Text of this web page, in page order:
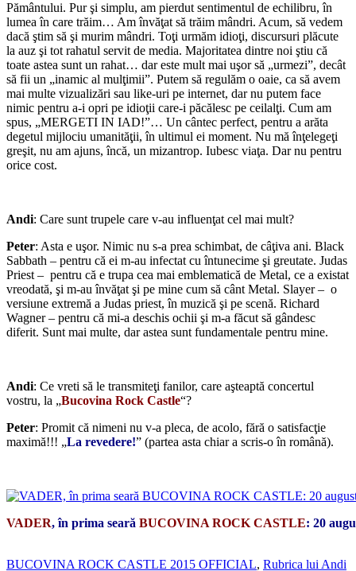
Pământului. Pur şi simplu, am pierdut sentimentul de echilibru, în
lumea în care trăim… Am învăţat să trăim mândri. Acum, să vedem
dacă ştim să şi murim mândri. Toţi urmăm idioţi, discursuri plăcute
la auz şi tot rahatul servit de media. Majoritatea dintre noi ştiu că
toate astea sunt un rahat… dar este mult mai uşor să „urmezi”, decât
să fii un „inamic al mulţimii”. Putem să regulăm o oaie, ca să avem
mai multe vizualizări sau like-uri pe internet, dar nu putem face
nimic pentru a-i opri pe idioţii care-i păcălesc pe ceilalţi. Cum am
spus, „MERGETI IN IAD!”… Un cântec perfect, pentru a arăta
degetul mijlociu umanităţii, în ultimul ei moment. Nu mă înţelegeţi
greşit, nu am ajuns, încă, un mizantrop. Iubesc viaţa. Dar nu pentru
orice cost.
Andi: Care sunt trupele care v-au influenţat cel mai mult?
Peter: Asta e uşor. Nimic nu s-a prea schimbat, de câţiva ani. Black
Sabbath – pentru că ei m-au infectat cu întunecime şi greutate. Judas
Priest – pentru că e trupa cea mai emblematică de Metal, ce a existat
vreodată, şi m-au învăţat şi pe mine cum să cânt Metal. Slayer – o
versiune extremă a Judas priest, în muzică şi pe scenă. Richard
Wagner – pentru că mi-a deschis ochii şi m-a făcut să gândesc
diferit. Sunt mai multe, dar astea sunt fundamentale pentru mine.
Andi: Ce vreti să le transmiteţi fanilor, care aşteaptă concertul
vostru, la „Bucovina Rock Castle“?
Peter: Promit că nimeni nu v-a pleca, de acolo, fără o satisfacţie
maximă!!! „La revedere!” (partea asta chiar a scris-o în română).
VADER, în prima seară BUCOVINA ROCK CASTLE: 20
BUCOVINA ROCK CASTLE 2015 OFFICIAL, Rubrica lui Andi